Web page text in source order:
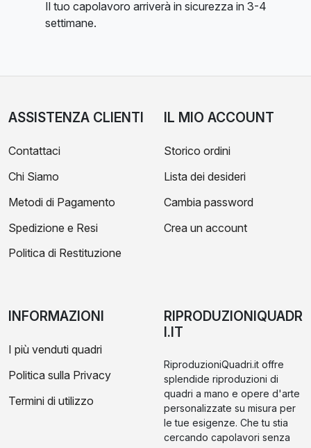
Il tuo capolavoro arriverà in sicurezza in 3-4
settimane.
ASSISTENZA CLIENTI
Contattaci
Chi Siamo
Metodi di Pagamento
Spedizione e Resi
Politica di Restituzione
IL MIO ACCOUNT
Storico ordini
Lista dei desideri
Cambia password
Crea un account
INFORMAZIONI
I più venduti quadri
Politica sulla Privacy
Termini di utilizzo
RIPRODUZIONIQUADR
I.IT
RiproduzioniQuadri.it offre
splendide riproduzioni di
quadri a mano e opere d'arte
personalizzate su misura per
le tue esigenze. Che tu stia
cercando capolavori senza